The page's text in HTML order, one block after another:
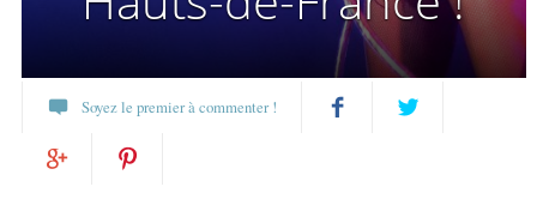
Soyez le premier à commenter !